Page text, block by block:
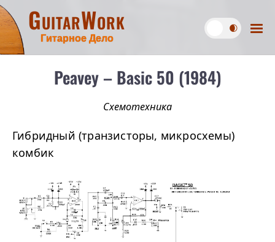
GuitarWork
Гитарное Дело
Peavey – Basic 50 (1984)
Схемотехника
Гибридный (транзисторы, микросхемы)
комбик